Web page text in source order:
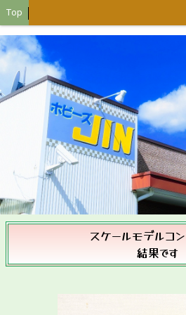
Top
スケールモデルコ
結果です